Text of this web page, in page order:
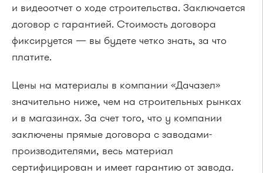
и видеоотчет о ходе строительства. Заключается
договор с гарантией. Стоимость договора
фиксируется — вы будете четко знать, за что
платите.
Цены на материалы в компании «Дачазел»
значительно ниже, чем на строительных рынках
и в магазинах. За счет того, что у компании
заключены прямые договора с заводами-
производителями, весь материал
сертифицирован и имеет гарантию от завода.